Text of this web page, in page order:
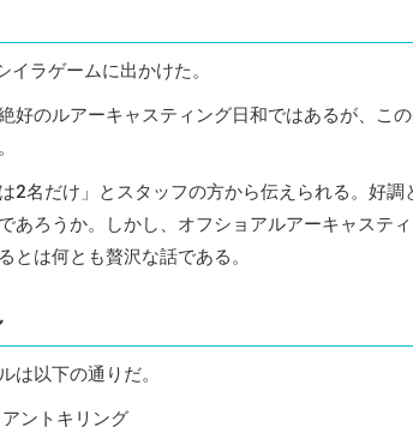
イラゲームに出かけた。
好のルアーキャスティング日和ではあるが、こ
2名だけ」とスタッフの方から伝えられる。好調
あろうか。しかし、オフショアルアーキャステ
とは何とも贅沢な話である。
は以下の通りだ。
ントキリング